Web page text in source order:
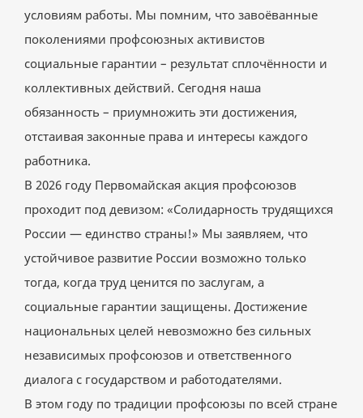
условиям работы. Мы помним, что завоёванные
поколениями профсоюзных активистов
социальные гарантии – результат сплочённости и
коллективных действий. Сегодня наша
обязанность – приумножить эти достижения,
отстаивая законные права и интересы каждого
работника.
В 2026 году Первомайская акция профсоюзов
проходит под девизом: «Солидарность трудящихся
России — единство страны!» Мы заявляем, что
устойчивое развитие России возможно только
тогда, когда труд ценится по заслугам, а
социальные гарантии защищены. Достижение
национальных целей невозможно без сильных
независимых профсоюзов и ответственного
диалога с государством и работодателями.
В этом году по традиции профсоюзы по всей стране